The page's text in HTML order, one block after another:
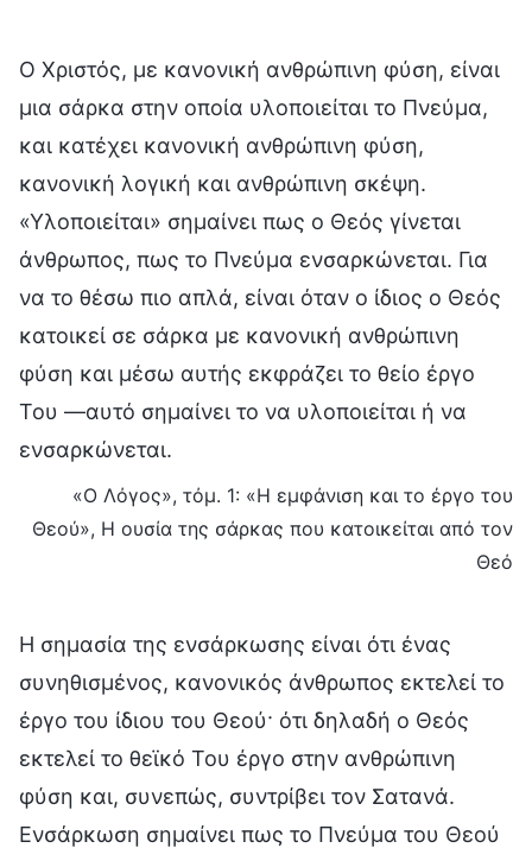
Ο Χριστός, με κανονική ανθρώπινη φύση, είναι
μια σάρκα στην οποία υλοποιείται το Πνεύμα,
και κατέχει κανονική ανθρώπινη φύση,
κανονική λογική και ανθρώπινη σκέψη.
«Υλοποιείται» σημαίνει πως ο Θεός γίνεται
άνθρωπος, πως το Πνεύμα ενσαρκώνεται. Για
να το θέσω πιο απλά, είναι όταν ο ίδιος ο Θεός
κατοικεί σε σάρκα με κανονική ανθρώπινη
φύση και μέσω αυτής εκφράζει το θείο έργο
Του —αυτό σημαίνει το να υλοποιείται ή να
ενσαρκώνεται.
«Ο Λόγος», τόμ. 1: «Η εμφάνιση και το έργο του
Θεού», Η ουσία της σάρκας που κατοικείται από τον
Θεό
Η σημασία της ενσάρκωσης είναι ότι ένας
συνηθισμένος, κανονικός άνθρωπος εκτελεί το
έργο του ίδιου του Θεού· ότι δηλαδή ο Θεός
εκτελεί το θεϊκό Του έργο στην ανθρώπινη
φύση και, συνεπώς, συντρίβει τον Σατανά.
Ενσάρκωση σημαίνει πως το Πνεύμα του Θεού